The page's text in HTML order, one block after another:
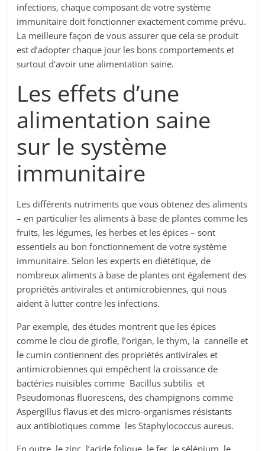
infections, chaque composant de votre système
immunitaire doit fonctionner exactement comme prévu.
La meilleure façon de vous assurer que cela se produit
est d’adopter chaque jour les bons comportements et
surtout d’avoir une alimentation saine.
Les effets d’une
alimentation saine
sur le système
immunitaire
Les différents nutriments que vous obtenez des aliments
– en particulier les aliments à base de plantes comme les
fruits, les légumes, les herbes et les épices – sont
essentiels au bon fonctionnement de votre système
immunitaire. Selon les experts en diététique, de
nombreux aliments à base de plantes ont également des
propriétés antivirales et antimicrobiennes, qui nous
aident à lutter contre les infections.
Par exemple, des études montrent que les épices
comme le clou de girofle, l’origan, le thym, la cannelle et
le cumin contiennent des propriétés antivirales et
antimicrobiennes qui empêchent la croissance de
bactéries nuisibles comme Bacillus subtilis et
Pseudomonas fluorescens, des champignons comme
Aspergillus flavus et des micro-organismes résistants
aux antibiotiques comme les Staphylococcus aureus.